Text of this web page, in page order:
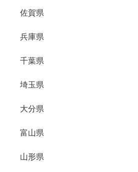
佐賀県
兵庫県
千葉県
埼玉県
大分県
富山県
山形県